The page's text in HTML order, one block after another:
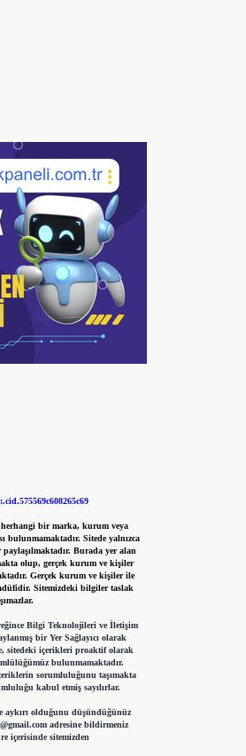
bir marka, kurum veya
bulunmamaktadır. Sitede yalnızca
paylaşılmaktadır. Burada yer alan
olup, gerçek kurum ve kişiler
Gerçek kurum ve kişiler ile
Sitemizdeki bilgiler taslak
Bilgi Teknolojileri ve İletişim
bir Yer Sağlayıcı olarak
sitedeki içerikleri proaktif olarak
bulunmamaktadır.
sorumluluğunu taşımakta
kabul etmiş sayılırlar.
aykırı olduğunu düşündüğünüz
adresine bildirmeniz
içerisinde sitemizden